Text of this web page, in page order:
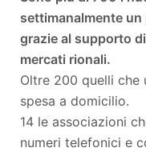
settimanalmente
grazie al supporto
mercati rionali.
Oltre 200 quelli che
spesa a domicilio.
14 le associazioni
numeri telefonici e